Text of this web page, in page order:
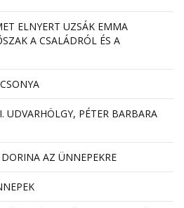
ELNYERT UZSÁK EMMA
A CSALÁDRÓL ÉS A
UDVARHÖLGY, PÉTER BARBARA
AZ ÜNNEPEKRE